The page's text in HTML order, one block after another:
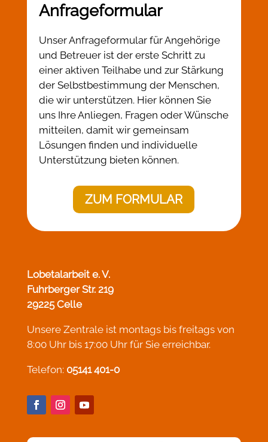
Anfrageformular
Unser Anfrageformular für Angehörige
und Betreuer ist der erste Schritt zu
einer aktiven Teilhabe und zur Stärkung
der Selbstbestimmung der Menschen,
die wir unterstützen. Hier können Sie
uns Ihre Anliegen, Fragen oder Wünsche
mitteilen, damit wir gemeinsam
Lösungen finden und individuelle
Unterstützung bieten können.
ZUM FORMULAR
Lobetalarbeit e. V.
Fuhrberger Str. 219
29225 Celle
Unsere Zentrale ist montags bis freitags von
8:00 Uhr bis 17:00 Uhr für Sie erreichbar.
Telefon: 05141 401-0